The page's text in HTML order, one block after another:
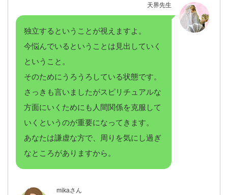
天界先生
独立するということが視えますよ。
今悩んでいるということは見出していく
ということ。
そのためにうろうろしている状態です。
さっきも言いましたがスピリチュアルな
方面にいくためにも人間関係を克服して
いくというのが重要になってきます。
あなたは謙虚な方で、周りを気にし過ぎ
なところがありますから。
mikaさん